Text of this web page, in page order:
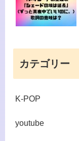
カテゴリー
K-POP
youtube